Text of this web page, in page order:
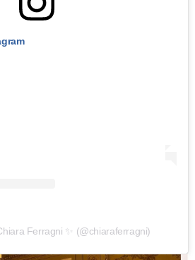
Ferragni ✨ (@chiaraferragni)